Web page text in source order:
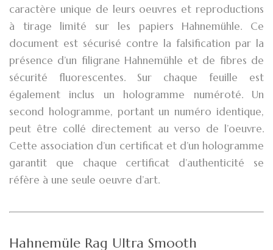
caractère unique de leurs oeuvres et reproductions
à tirage limité sur les papiers Hahnemühle. Ce
document est sécurisé contre la falsification par la
présence d’un filigrane Hahnemühle et de fibres de
sécurité fluorescentes. Sur chaque feuille est
également inclus un hologramme numéroté. Un
second hologramme, portant un numéro identique,
peut être collé directement au verso de l’oeuvre.
Cette association d’un certificat et d’un hologramme
garantit que chaque certificat d’authenticité se
réfère à une seule oeuvre d’art.
Hahnemüle Rag Ultra Smooth